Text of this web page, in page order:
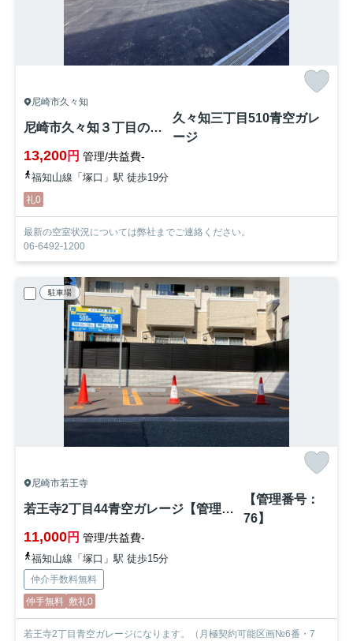
尼崎市久々知
尼崎市久々知３丁目の駐車場
久々知三丁目510青空ガレ
ージ
13,200円 管理/共益費-
福知山線「塚口」駅 徒歩19分
礼0
最新の空室状況については弊社までご連絡ください。
06-6492-1200
駐車場
尼崎市若王寺
若王寺2丁目44青空ガレージ【管理番号：76】
【管理番号：
76】
11,000円 管理/共益費-
福知山線「塚口」駅 徒歩15分
仲介手数料無料
仲手無料 敷礼0
若王寺2丁目青空ガレージになります。（月極契約可能区画№6番・7